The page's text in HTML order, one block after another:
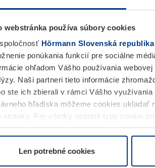
webstránka používa súbory cookies
Hörmann Slovenská
ponúkania funkcií pre sociálne
ohľadom Vášho používania
Naši partneri tieto informácie
ste ich zbierali v rámci Vášho využívania
hľadiska môžeme cookies ukladať
stránky. Pre všetky ostatné typy cookie
odvolať vo vysvetlení cookie na stránke
Len potrebné cookies